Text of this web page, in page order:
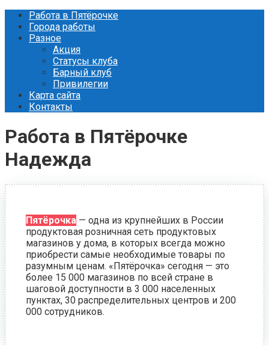
Перейти
контенту
Работа в Пятёрочке
Города работы
Разное
Акция
Статусы клуба
Барный клуб
Привилегии
Карта сайта
Контакты
Работа в Пятёрочке
Надежда
Пятёрочка — одна из крупнейших в России
продуктовая розничная сеть продуктовых
магазинов у дома, в которых всегда можно
приобрести самые необходимые товары по
разумным ценам. «Пятёрочка» сегодня — это
более 15 000 магазинов по всей стране в
шаговой доступности в 3 000 населенных
пунктах, 30 распределительных центров и 200
000 сотрудников.